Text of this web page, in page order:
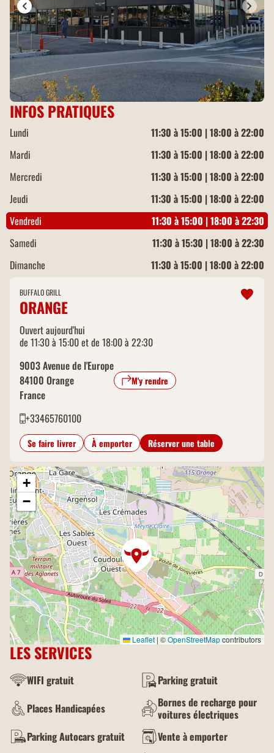
INFOS PRATIQUES
Lundi
11:30 à 15:00 | 18:00 à 22:00
Mardi
11:30 à 15:00 | 18:00 à 22:00
Mercredi
11:30 à 15:00 | 18:00 à 22:00
Jeudi
11:30 à 15:00 | 18:00 à 22:00
Vendredi
11:30 à 15:00 | 18:00 à 22:30
Samedi
11:30 à 15:30 | 18:00 à 22:30
Dimanche
11:30 à 15:00 | 18:00 à 22:00
BUFFALO GRILL
ORANGE
Ouvert aujourd'hui
de 11:30 à 15:00 et de 18:00 à 22:30
9003 Avenue de l'Europe
84100 Orange
France
M'y rendre
+33465760100
Se faire livrer À emporter Réserver une table
+
−
Leaflet |©OpenStreetMapcontributors
LES SERVICES
WIFI gratuit
Parking gratuit
Places Handicapées
Bornes de recharge pour
voitures électriques
Parking Autocars gratuit
Vente à emporter